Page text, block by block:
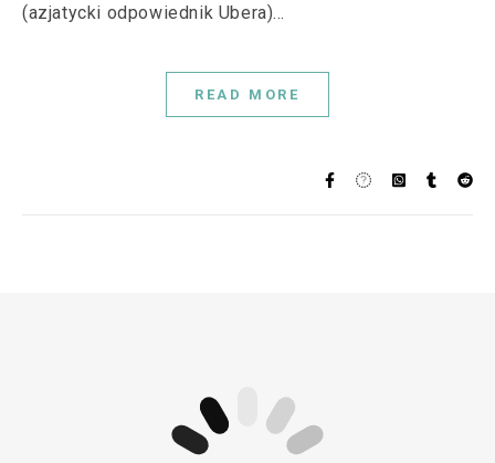
(azjatycki odpowiednik Ubera)…
READ MORE